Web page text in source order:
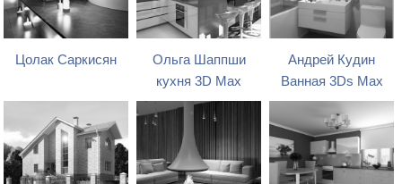
Цолак Саркисян
Ольга Шаппши
кухня 3D Max
Андрей Кудин
Ванная 3Ds Max